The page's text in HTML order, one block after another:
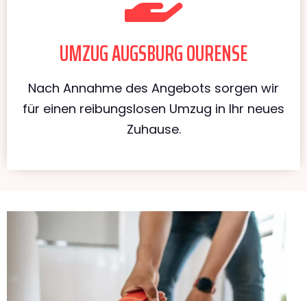
UMZUG AUGSBURG OURENSE
Nach Annahme des Angebots sorgen wir
für einen reibungslosen Umzug in Ihr neues
Zuhause.